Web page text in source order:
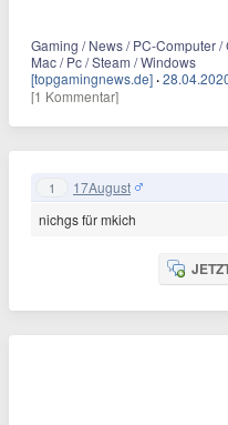
Gaming / News / PC-Computer
Mac / Pc / Steam / Windows
[topgamingnews.de] ·
[1 Kommentar]
1 17August
nichgs für mkich